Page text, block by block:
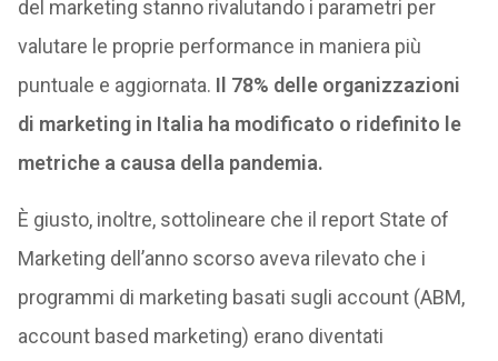
del marketing stanno rivalutando i parametri per
valutare le proprie performance in maniera più
puntuale e aggiornata. Il 78% delle organizzazioni
di marketing in Italia ha modificato o ridefinito le
metriche a causa della pandemia.
È giusto, inoltre, sottolineare che il report State of
Marketing dell’anno scorso aveva rilevato che i
programmi di marketing basati sugli account (ABM,
account based marketing) erano diventati